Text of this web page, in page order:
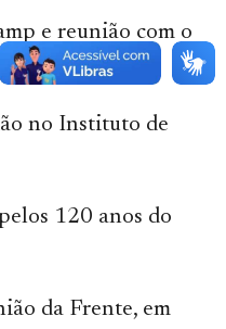
e reunião com o
(15h30).
no Instituto de
120 anos do
da Frente, em